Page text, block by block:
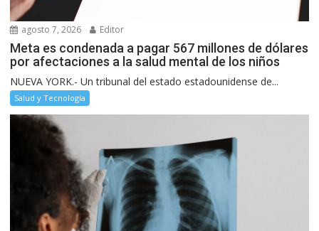
agosto 7, 2026 Editor
Meta es condenada a pagar 567 millones de dólares
por afectaciones a la salud mental de los niños
NUEVA YORK.- Un tribunal del estado estadounidense de...
Salud y Tecnología